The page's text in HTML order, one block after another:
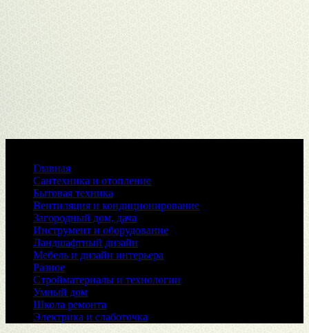
Главная
Сантехника и отопление
Бытовая техника
Вентиляция и кондиционирование
Загородный дом, дача
Инструмент и оборудование
Ландшафтный дизайн
Мебель и дизайн интерьера
Разное
Стройматериалы и технологии
Умный дом
Школа ремонта
Электрика и слаботочка